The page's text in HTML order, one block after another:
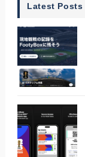
Latest Posts